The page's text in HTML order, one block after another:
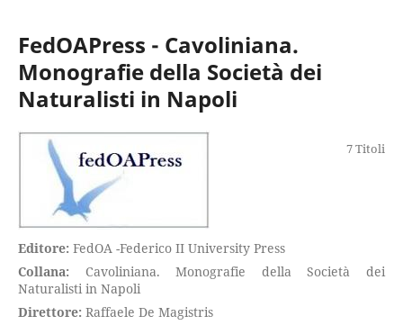
FedOAPress - Cavoliniana.
Monografie della Società dei
Naturalisti in Napoli
7 Titoli
Editore: FedOA -Federico II University Press
Collana: Cavoliniana. Monografie della Società dei
Naturalisti in Napoli
Direttore: Raffaele De Magistris